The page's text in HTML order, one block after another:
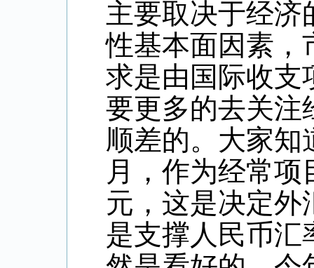
主要取决于经
性基本面因素，
求是由国际收支
要更多的去关注
顺差的。大家知
月，作为经常
元，这是决定外
是支撑人民币汇